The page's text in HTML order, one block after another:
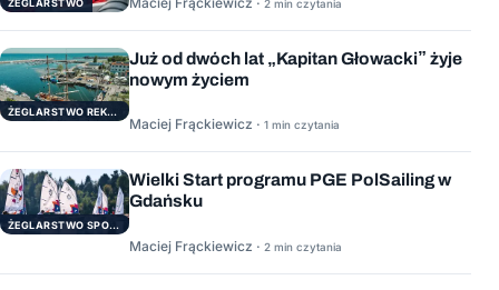
ŻEGLARSTWO 2 min czytania
ŻEGLARSTWO REKERACYJNE
Już od dwóch lat „Kapitan Głowacki” żyje
nowym życiem
Maciej Frąckiewicz · 1 min czytania
ŻEGLARSTWO SPORTOWE
Wielki Start programu PGE PolSailing w
Gdańsku
Maciej Frąckiewicz · 2 min czytania